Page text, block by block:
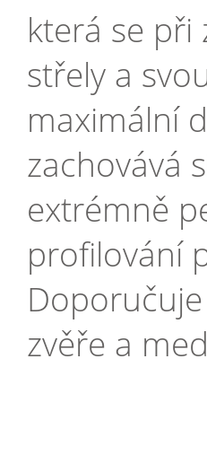
která se
střely a
maximální
zachovává
extrémně
profilování
zvěře a